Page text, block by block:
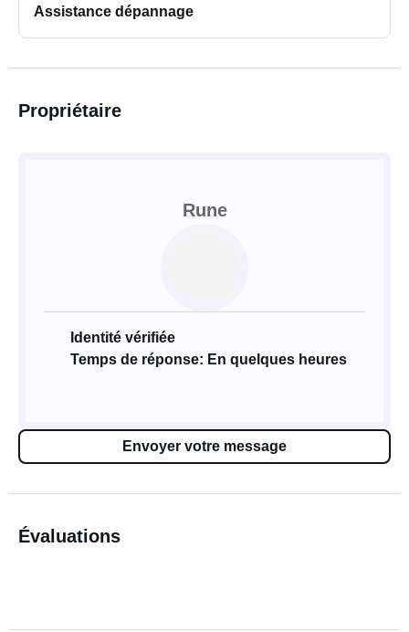
Assistance dépannage
Propriétaire
Rune
Identité vérifiée
Temps de réponse: En quelques heures
Envoyer votre message
Évaluations